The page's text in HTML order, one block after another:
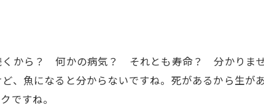
くから？ 何かの病気？ それとも寿命？ 分かりま
、魚になると分からないですね。死があるから生が
ですね。